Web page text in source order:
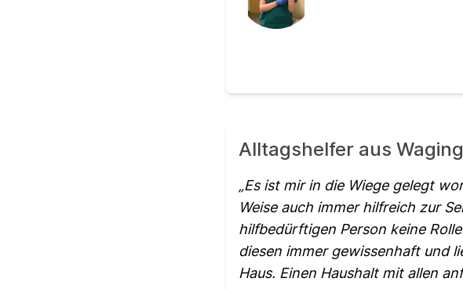
Alltagshelfer aus
Es ist mir in die Wiege gelegt
Weise auch immer hilfreich zur
hilfbedürftigen Person keine
diesen immer gewissenhaft und
Haus. Einen Haushalt mit allen